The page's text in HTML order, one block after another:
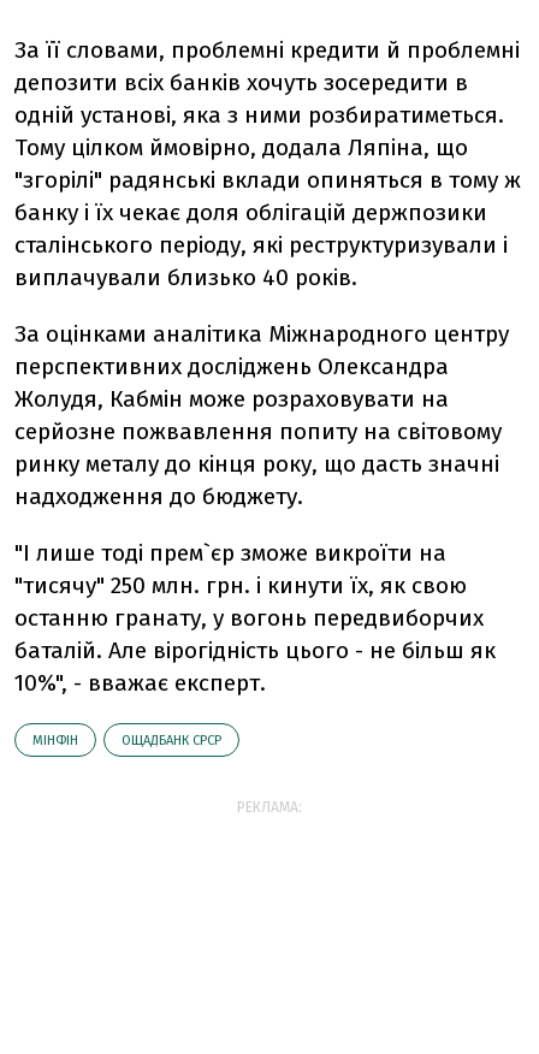
За її словами, проблемні кредити й проблемні
депозити всіх банків хочуть зосередити в
одній установі, яка з ними розбиратиметься.
Тому цілком ймовірно, додала Ляпіна, що
"згорілі" радянські вклади опиняться в тому ж
банку і їх чекає доля облігацій держпозики
сталінського періоду, які реструктуризували і
виплачували близько 40 років.
За оцінками аналітика Міжнародного центру
перспективних досліджень Олександра
Жолудя, Кабмін може розраховувати на
серйозне пожвавлення попиту на світовому
ринку металу до кінця року, що дасть значні
надходження до бюджету.
"І лише тоді прем`єр зможе викроїти на
"тисячу" 250 млн. грн. і кинути їх, як свою
останню гранату, у вогонь передвиборчих
баталій. Але вірогідність цього - не більш як
10%", - вважає експерт.
МІНФІН ОЩАДБАНК СРСР
РЕКЛАМА: